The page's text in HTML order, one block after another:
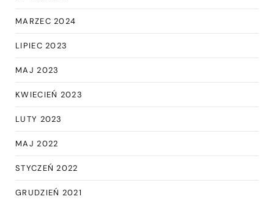
MARZEC 2024
LIPIEC 2023
MAJ 2023
KWIECIEŃ 2023
LUTY 2023
MAJ 2022
STYCZEŃ 2022
GRUDZIEŃ 2021